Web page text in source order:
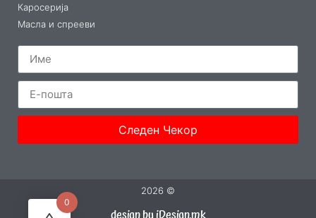
Каросерија
Масла и спрееви
Следен Чекор
2026 ©
0